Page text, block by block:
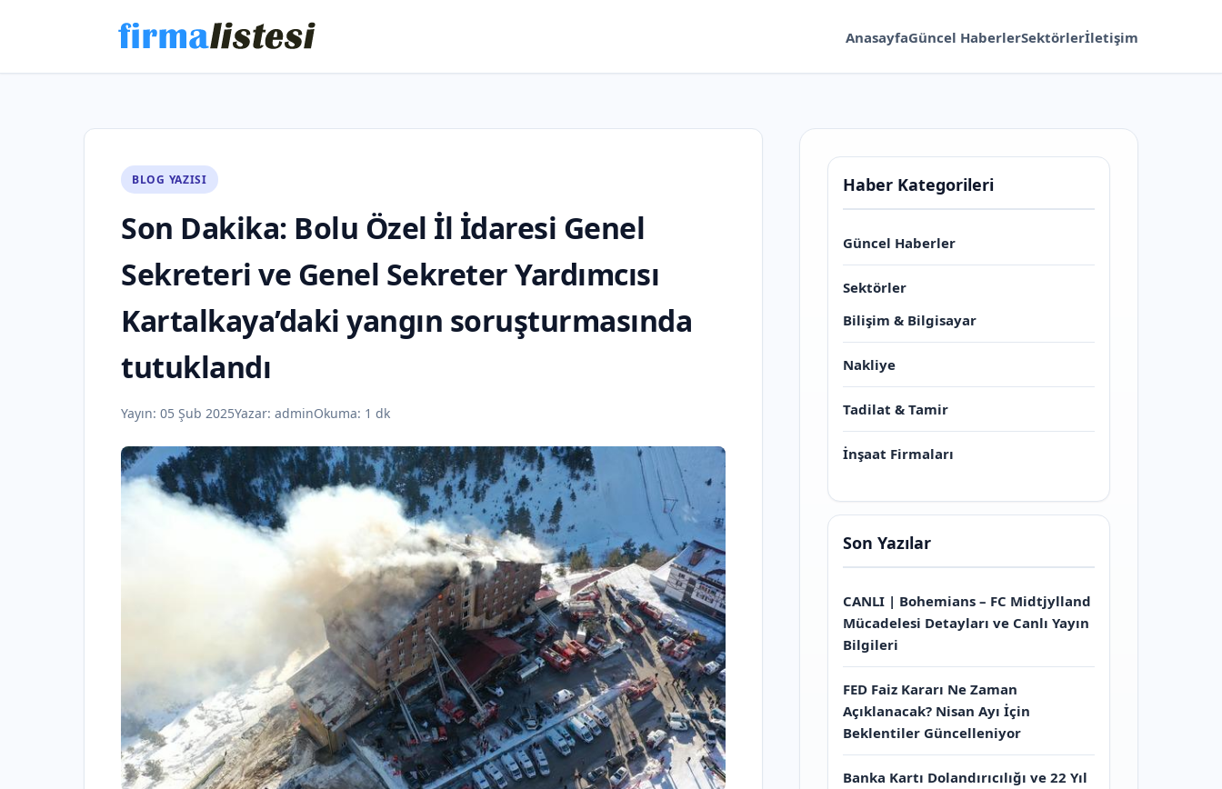
AnasayfaGüncel HaberlerSektörlerİletişim
BLOG YAZISI
Son Dakika: Bolu Özel İl İdaresi Genel
Sekreteri ve Genel Sekreter Yardımcısı
Kartalkaya’daki yangın soruşturmasında
tutuklandı
Yayın: 05 Şub 2025Yazar: adminOkuma: 1 dk
Haber Kategorileri
Güncel Haberler
Sektörler
Bilişim & Bilgisayar
Nakliye
Tadilat & Tamir
İnşaat Firmaları
Son Yazılar
CANLI | Bohemians – FC Midtjylland
Mücadelesi Detayları ve Canlı Yayın
Bilgileri
FED Faiz Kararı Ne Zaman
Açıklanacak? Nisan Ayı İçin
Beklentiler Güncelleniyor
Banka Kartı Dolandırıcılığı ve 22 Yıl